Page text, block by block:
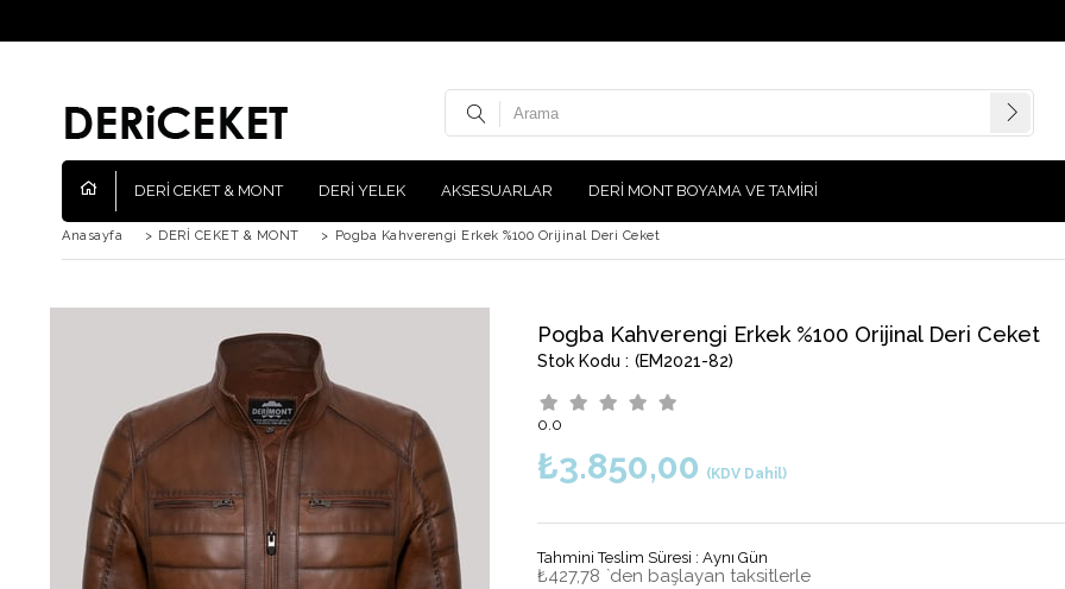
DERİ CEKET & MONT DERİ YELEK AKSESUARLAR DERİ MONT BOYAMA VE TAMİRİ
Anasayfa > DERİ CEKET & MONT > Pogba Kahverengi Erkek %100 Orijinal Deri Ceket
Pogba Kahverengi Erkek %100 Orijinal Deri Ceket
(EM2021-82)
0.0
₺3.850,00 (KDV Dahil)
Tahmini Teslim Süresi : Aynı Gün
₺427,78 `den başlayan taksitlerle